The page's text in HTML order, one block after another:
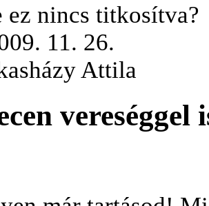
ez nincs titkosítva?
11. 26.
Attila